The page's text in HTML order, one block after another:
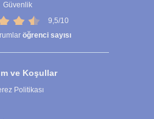
Güvenlik
9,5/10
öğrenci sayısı
ve Koşullar
Politikası